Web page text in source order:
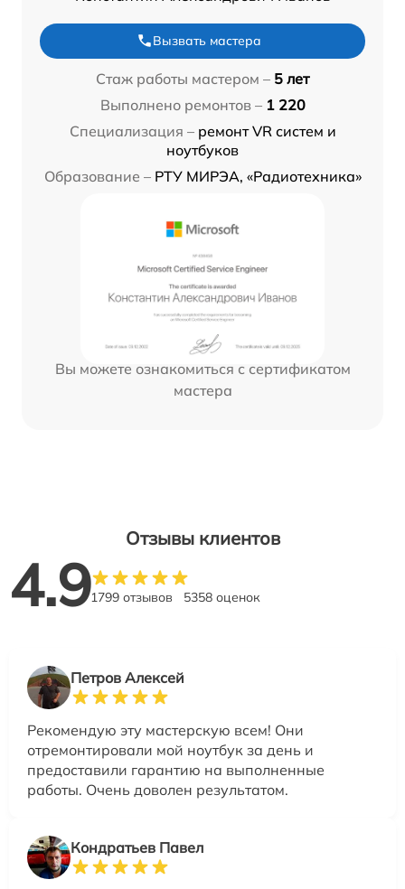
Вызвать мастера
Стаж работы мастером – 5 лет
Выполнено ремонтов – 1 220
Специализация – ремонт VR систем и
ноутбуков
Образование – РТУ МИРЭА, «Радиотехника»
Вы можете ознакомиться с сертификатом
мастера
Отзывы клиентов
4.91799 отзывов 5358 оценок
Петров Алексей
Рекомендую эту мастерскую всем! Они
отремонтировали мой ноутбук за день и
предоставили гарантию на выполненные
работы. Очень доволен результатом.
Кондратьев Павел